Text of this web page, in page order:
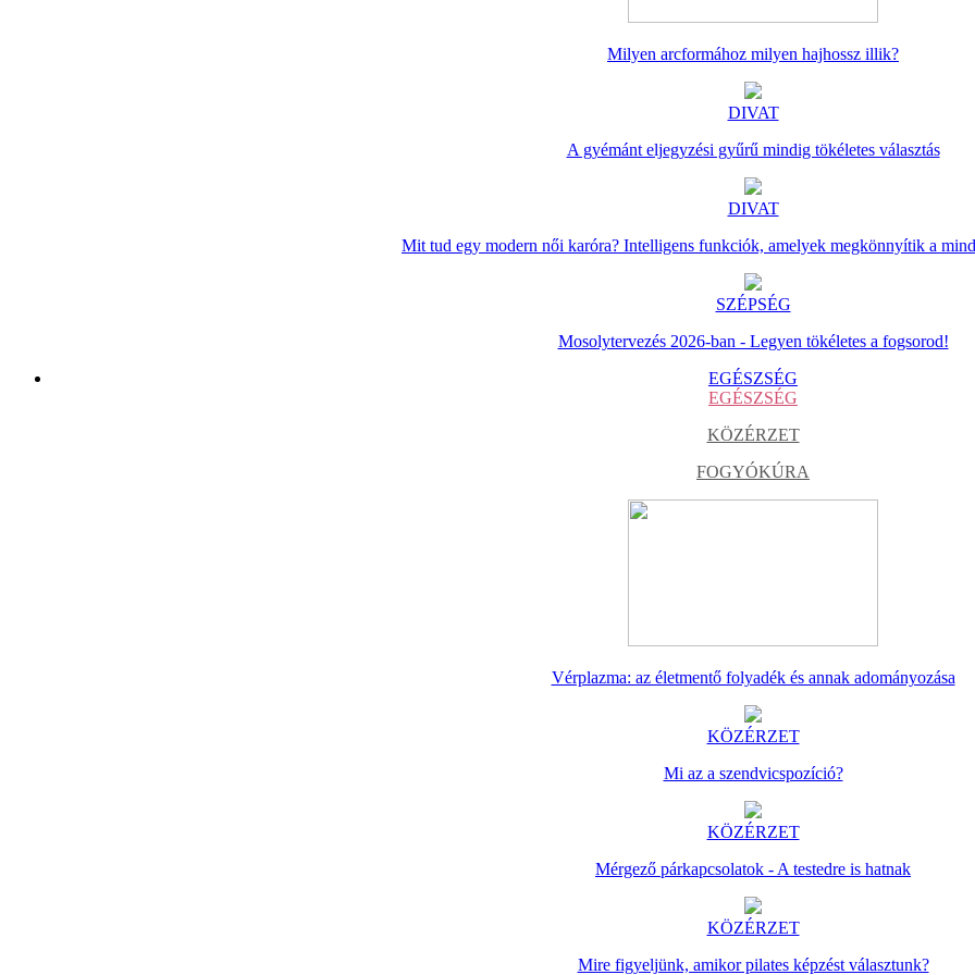
Milyen arcformához milyen hajhossz illik?
DIVAT
A gyémánt eljegyzési gyűrű mindig tökéletes választás
DIVAT
Mit tud egy modern női karóra? Intelligens funkciók, amelyek megkönnyítik a
SZÉPSÉG
Mosolytervezés 2026-ban - Legyen tökéletes a fogsorod!
EGÉSZSÉG
EGÉSZSÉG
KÖZÉRZET
FOGYÓKÚRA
Vérplazma: az életmentő folyadék és annak adományozása
KÖZÉRZET
Mi az a szendvicspozíció?
KÖZÉRZET
Mérgező párkapcsolatok - A testedre is hatnak
KÖZÉRZET
Mire figyeljünk, amikor pilates képzést választunk?